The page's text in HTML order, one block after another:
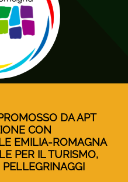
DA APT
CON
EMILIA-ROMAGNA
PER IL TURISMO,